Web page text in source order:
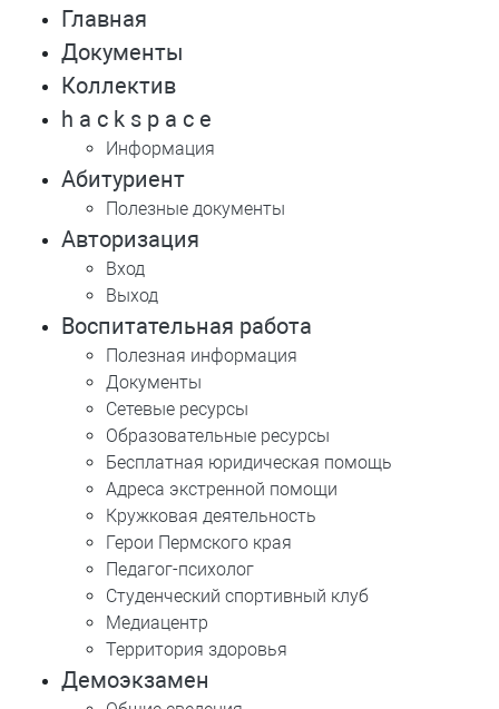
Главная
Документы
Коллектив
h a c k s p a c e
Информация
Абитуриент
Полезные документы
Авторизация
Вход
Выход
Воспитательная работа
Полезная информация
Документы
Сетевые ресурсы
Образовательные ресурсы
Бесплатная юридическая помощь
Адреса экстренной помощи
Кружковая деятельность
Герои Пермского края
Педагог-психолог
Студенческий спортивный клуб
Медиацентр
Территория здоровья
Демоэкзамен